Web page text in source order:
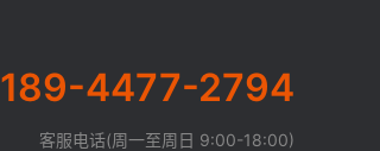
189-4477-2794
客服电话(周一至周日 9:00-18:00)